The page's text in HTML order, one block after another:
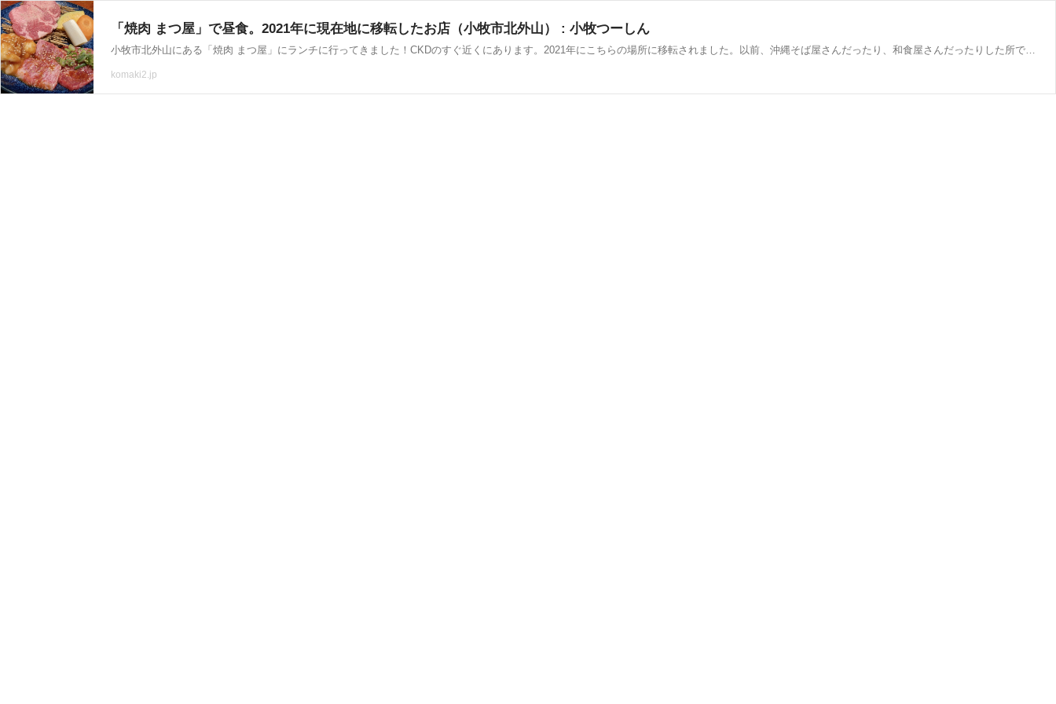
「焼肉 まつ屋」で昼食。2021年に現在地に移転したお店（小牧市北外山） : 小牧つーしん
小牧市北外山にある「焼肉 まつ屋」にランチに行ってきました！CKDのすぐ近くにあります。2021年にこちらの場所に移転されました。以前、沖縄そば屋さんだったり、和食屋さんだったりした所です。cafe Sunny sideと同じマンションに入ってます。たまーに食べる昼から焼肉、良
komaki2.jp